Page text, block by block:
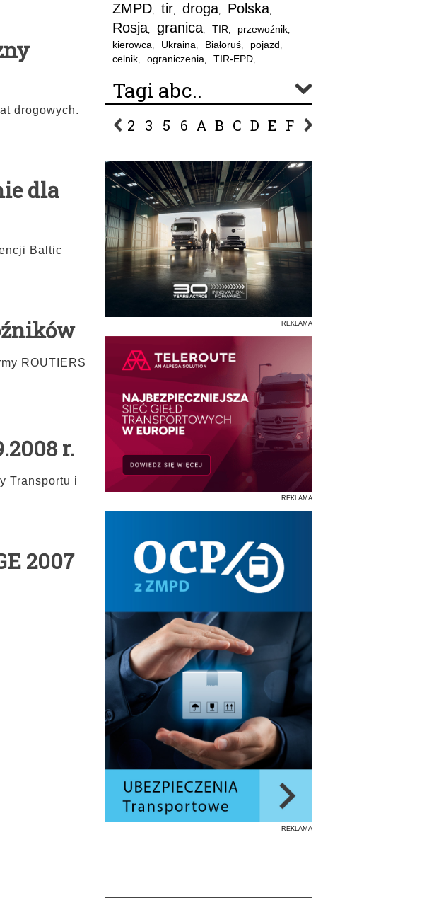
drogowych.
dla
Baltic
ROUTIERS
r.
Transportu i
2007
ZMPD, tir, droga, Polska,
Rosja, granica, TIR, przewoźnik,
kierowca, Ukraina, Białoruś, pojazd,
celnik, ograniczenia, TIR-EPD,
Tagi abc..
2 3 5 6 A B C D E F G
REKLAMA
REKLAMA
REKLAMA